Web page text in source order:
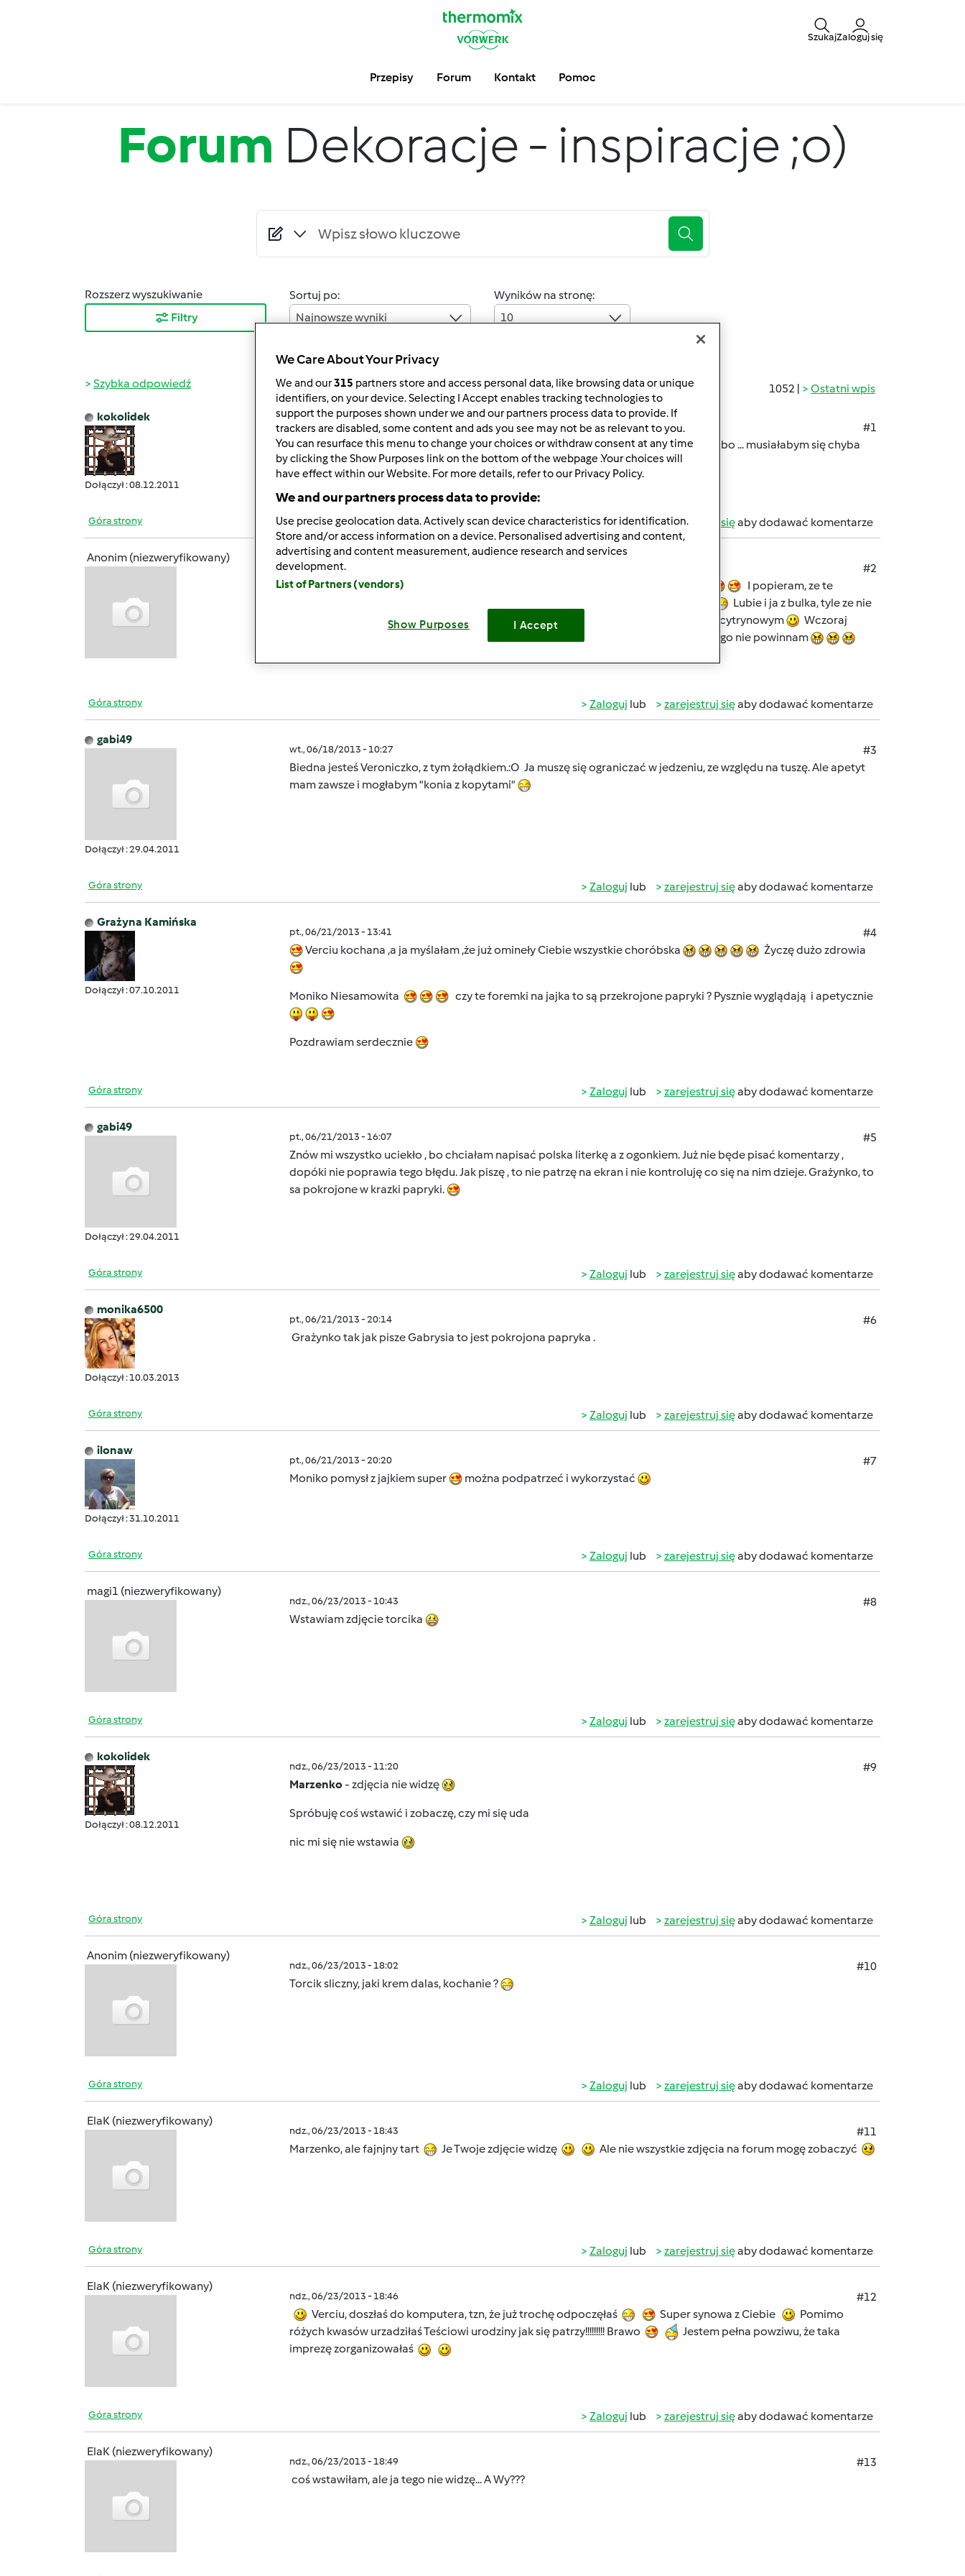
SzukajZaloguj się
Przepisy Forum Kontakt Pomoc
Forum Dekoracje - inspiracje ;o)
Rozszerz wyszukiwanie
Filtry
Sortuj po:
Najnowsze wyniki
Wyników na stronę:
10
1052 | Ostatni wpis
Szybka odpowiedź
kokolidek
Dołączył : 08.12.2011
pon., 06/17/2013 - 20:21
#1
Moniko- to mamy identyczne upodobania, ale je nie jem "wszystkiego" co lubię
, bo ... musiałabym się chyba
turlać
Góra strony Zalogujlub zarejestruj sięaby dodawać komentarze
Anonim (niezweryfikowany)
wt., 06/18/2013 - 08:11
#2
Ale jaja
Swietny pomysl, Minis
I popieram, ze te
Lubie i ja z bulka, tyle ze nie
moge. Ze wzgledu na moje dolegliwosci, robie jak Ala - ugotowane i z oliwa, i sokiem cytrynowym
Wczoraj
chorowalam caly dzien, niech to diabli
Zjadlam kawaleczek czegos, czego nie powinnam
Góra strony Zaloguj lub zarejestruj sięaby dodawać komentarze
gabi49
Dołączył : 29.04.2011
wt., 06/18/2013 - 10:27
#3
Biedna jesteś Veroniczko, z tym żołądkiem.:O Ja muszę się ograniczać w jedzeniu, ze względu na tuszę. Ale apetyt
mam zawsze i mogłabym "konia z kopytami"
Góra strony Zaloguj lub zarejestruj sięaby dodawać komentarze
Grażyna Kamińska
Dołączył : 07.10.2011
pt., 06/21/2013 - 13:41
#4
Verciu kochana ,a ja myślałam ,że już omineły Ciebie wszystkie choróbska
Życzę dużo zdrowia
Moniko Niesamowita czy te foremki na jajka to są przekrojone papryki ? Pysznie wyglądają i apetycznie
Pozdrawiam serdecznie
Góra strony Zaloguj lub zarejestruj sięaby dodawać komentarze
gabi49
Dołączył : 29.04.2011
pt., 06/21/2013 - 16:07
#5
Znów mi wszystko uciekło , bo chciałam napisać polska literkę a z ogonkiem. Już nie będe pisać komentarzy ,
dopóki nie poprawia tego błędu. Jak piszę , to nie patrzę na ekran i nie kontroluję co się na nim dzieje. Grażynko, to
sa pokrojone w krazki papryki.
Góra strony Zaloguj lub zarejestruj sięaby dodawać komentarze
monika6500
Dołączył : 10.03.2013
pt., 06/21/2013 - 20:14
#6
Grażynko tak jak pisze Gabrysia to jest pokrojona papryka .
Góra strony Zaloguj lub zarejestruj sięaby dodawać komentarze
ilonaw
Dołączył : 31.10.2011
pt., 06/21/2013 - 20:20
#7
Moniko pomysł z jajkiem super
można podpatrzeć i wykorzystać
Góra strony Zaloguj lub zarejestruj sięaby dodawać komentarze
magi1 (niezweryfikowany)
ndz., 06/23/2013 - 10:43
#8
Wstawiam zdjęcie torcika
Góra strony Zaloguj lub zarejestruj sięaby dodawać komentarze
kokolidek
Dołączył : 08.12.2011
ndz., 06/23/2013 - 11:20
#9
Marzenko- zdjęcia nie widzę
Spróbuję coś wstawić i zobaczę, czy mi się uda
nic mi się nie wstawia
Góra strony Zaloguj lub zarejestruj sięaby dodawać komentarze
Anonim (niezweryfikowany)
ndz., 06/23/2013 - 18:02
#10
Torcik sliczny, jaki krem dalas, kochanie ?
Góra strony Zaloguj lub zarejestruj sięaby dodawać komentarze
ElaK (niezweryfikowany)
ndz., 06/23/2013 - 18:43
#11
Marzenko, ale fajnjny tart
Je Twoje zdjęcie widzę Ale nie wszystkie zdjęcia na forum mogę zobaczyć
Góra strony Zaloguj lub zarejestruj sięaby dodawać komentarze
ElaK (niezweryfikowany)
ndz., 06/23/2013 - 18:46
#12
Verciu, doszłaś do komputera, tzn, że już trochę odpoczęłaś
Super synowa z Ciebie
Pomimo
różych kwasów urzadziłaś Teściowi urodziny jak się patrzy!!!!!!!!! Brawo
Jestem pełna powziwu, że taka
imprezę zorganizowałaś
Góra strony Zaloguj lub zarejestruj sięaby dodawać komentarze
ElaK (niezweryfikowany)
ndz., 06/23/2013 - 18:49
#13
coś wstawiłam, ale ja tego nie widzę... A Wy???
We Care About Your Privacy
We and our315 partners store and access personal data, like browsing data or unique
identifiers, on your device. Selecting I Accept enables tracking technologies to
support the purposes shown under we and our partners process data to provide. If
trackers are disabled, some content and ads you see may not be as relevant to you.
You can resurface this menu to change your choices or withdraw consent at any time
by clicking the Show Purposes link on the bottom of the webpage .Your choices will
have effect within our Website. For more details, refer to our Privacy Policy.
We and our partners process data to provide:
Use precise geolocation data. Actively scan device characteristics for identification.
Store and/or access information on a device. Personalised advertising and content,
advertising and content measurement, audience research and services
development.
List of Partners (vendors)
Show Purposes I Accept